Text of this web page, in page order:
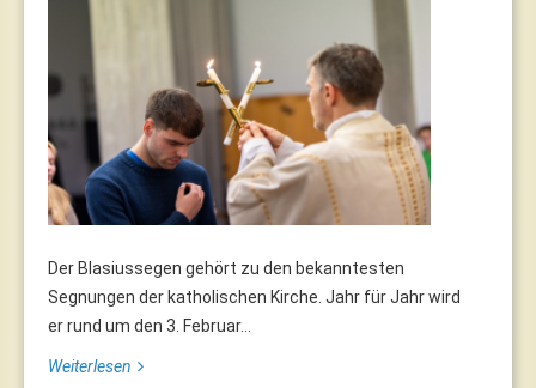
Der Blasiussegen gehört zu den bekanntesten
Segnungen der katholischen Kirche. Jahr für Jahr wird
er rund um den 3. Februar...
Weiterlesen